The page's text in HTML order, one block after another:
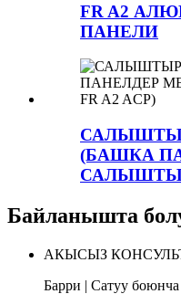
FR A2
ПАНЕЛИ
(БАШКА
Байланышта
АКЫСЫЗ
Барри | Сатуу